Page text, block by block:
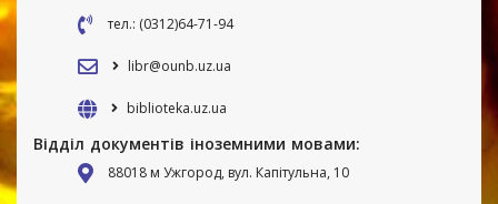
тел.: (0312)64-71-94
libr@ounb.uz.ua
biblioteka.uz.ua
Відділ документів іноземними мовами:
88018 м Ужгород, вул. Капітульна, 10